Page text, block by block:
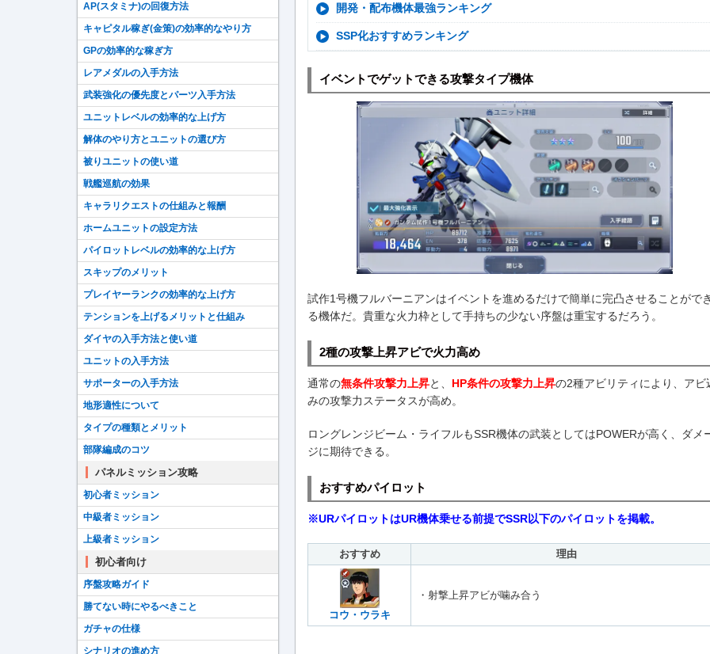
開発・配布機体最強ランキング
SSP化おすすめランキング
イベントでゲットできる攻撃タイプ機体
試作1号機フルバーニアンはイベントを進めるだけで簡単に完凸させることができ
る機体だ。貴重な火力枠として手持ちの少ない序盤は重宝するだろう。
2種の攻撃上昇アビで火力高め
通常の無条件攻撃力上昇と、 HP条件の攻撃力上昇の2種アビリティにより、アビ
みの攻撃力ステータスが高め。
ロングレンジビーム・ライフルもSSR機体の武装としてはPOWERが高く、ダメ
ジに期待できる。
おすすめパイロット
※URパイロットはUR機体乗せる前提でSSR以下のパイロットを掲載。
おすすめ 理由
コウ・ウラキ
・射撃上昇アビが噛み合う
AP(スタミナ)の回復方法
キャピタル稼ぎ(金策)の効率的なやり方
GPの効率的な稼ぎ方
レアメダルの入手方法
武装強化の優先度とパーツ入手方法
ユニットレベルの効率的な上げ方
解体のやり方とユニットの選び方
被りユニットの使い道
戦艦巡航の効果
キャラリクエストの仕組みと報酬
ホームユニットの設定方法
パイロットレベルの効率的な上げ方
スキップのメリット
プレイヤーランクの効率的な上げ方
テンションを上げるメリットと仕組み
ダイヤの入手方法と使い道
ユニットの入手方法
サポーターの入手方法
地形適性について
タイプの種類とメリット
部隊編成のコツ
パネルミッション攻略
初心者ミッション
中級者ミッション
上級者ミッション
初心者向け
序盤攻略ガイド
勝てない時にやるべきこと
ガチャの仕様
シナリオの進め方